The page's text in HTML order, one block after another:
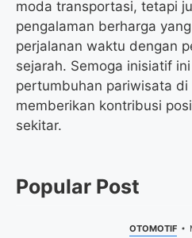
moda transportasi, tetapi
pengalaman berharga
perjalanan waktu dengan
sejarah. Semoga inisiatif
pertumbuhan pariwisata di
memberikan kontribusi
sekitar.
Popular Post
OTOMOTIF